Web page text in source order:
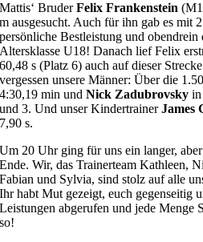
Mattis‘ BruderFelix Frankenstein
m ausgesucht. Auch für ihn gab es mit
persönliche Bestleistung und
Altersklasse U18! Danach lief Felix
60,48 s (Platz 6) auch auf dieser
vergessen unsere Männer: Über die
4:30,19 min undNick Zadubrovsky
und 3. Und unser KindertrainerJames
7,90 s.
Um 20 Uhr ging für uns ein langer,
Ende. Wir, das Trainerteam Kathleen,
Fabian und Sylvia, sind stolz auf alle
Ihr habt Mut gezeigt, euch gegenseitig
Leistungen abgerufen und jede Menge
so!